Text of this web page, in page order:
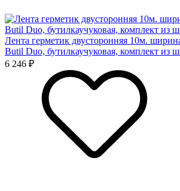
Лента герметик двусторонняя 10м.
Butil Duo, бутилкаучуковая, комплект из
6 246 ₽